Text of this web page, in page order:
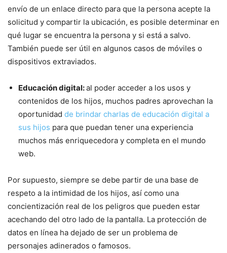
envío de un enlace directo para que la persona acepte la
solicitud y compartir la ubicación, es posible determinar en
qué lugar se encuentra la persona y si está a salvo.
También puede ser útil en algunos casos de móviles o
dispositivos extraviados.
Educación digital:al poder acceder a los usos y
contenidos de los hijos, muchos padres aprovechan la
oportunidad de brindar charlas de educación digital a
sus hijos para que puedan tener una experiencia
muchos más enriquecedora y completa en el mundo
web.
Por supuesto, siempre se debe partir de una base de
respeto a la intimidad de los hijos, así como una
concientización real de los peligros que pueden estar
acechando del otro lado de la pantalla. La protección de
datos en línea ha dejado de ser un problema de
personajes adinerados o famosos.